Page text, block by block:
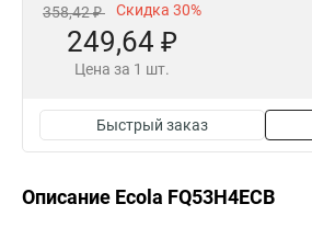
358,42 ₽ Скидка 30%
249,64 ₽
Цена за 1 шт.
Быстрый заказ
Описание Ecola FQ53H4ECB